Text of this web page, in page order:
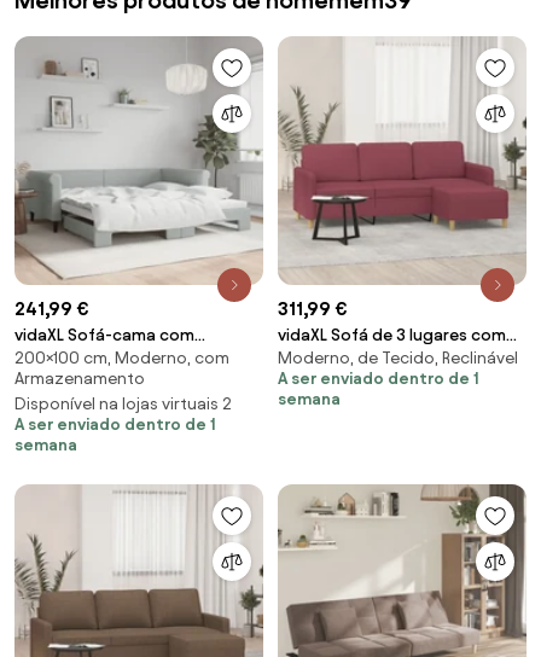
241,99 €
vidaXL Sofá-cama com
gavetão 100x200 cm veludo
cinzento-claro
200×100 cm, Moderno, com
Armazenamento
Disponível na lojas virtuais 2
A ser enviado dentro de 1
semana
311,99 €
vidaXL Sofá de 3 lugares com
apoio de pés 180 cm tecido
vermelho tinto
Moderno, de Tecido, Reclinável
A ser enviado dentro de 1
semana